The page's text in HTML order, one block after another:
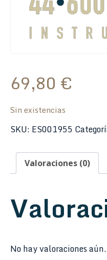
69,80 €
Sin existencias
SKU: ES001955
Valoraciones (0)
No hay valoraciones aún.